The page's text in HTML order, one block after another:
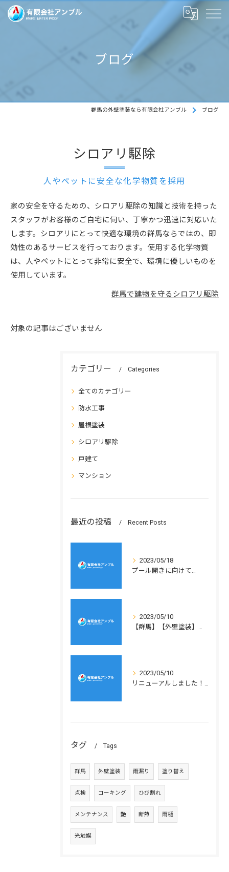
ブログ
群馬の外壁塗装なら有限会社アンブル ブログ
シロアリ駆除
人やペットに安全な化学物質を採用
家の安全を守るための、シロアリ駆除の知識と技術を持った
スタッフがお客様のご自宅に伺い、丁寧かつ迅速に対応いた
します。シロアリにとって快適な環境の群馬ならではの、即
効性のあるサービスを行っております。使用する化学物質
は、人やペットにとって非常に安全で、環境に優しいものを
使用しています。
群馬で建物を守るシロアリ駆除
対象の記事はございません
カテゴリー Categories
全てのカテゴリー
防水工事
屋根塗装
シロアリ駆除
戸建て
マンション
最近の投稿 Recent Posts
2023/05/18
プール開きに向けて…
2023/05/10
【群馬】【外壁塗装】雨漏れ対策！
2023/05/10
リニューアルしました！！
タグ Tags
群馬 外壁塗装 雨漏り 塗り替え
点検 コーキング ひび割れ
メンテナンス 艶 断熱 雨樋
光触媒